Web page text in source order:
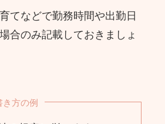
てなどで勤務時間や出勤日
合のみ記載しておきましょ
き方の例